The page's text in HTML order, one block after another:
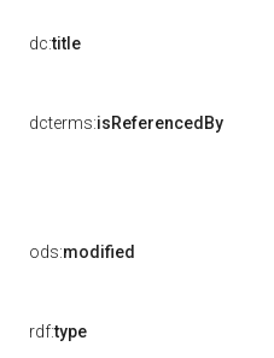
dc:title
dcterms:isReferencedBy
ods:modified
rdf:type